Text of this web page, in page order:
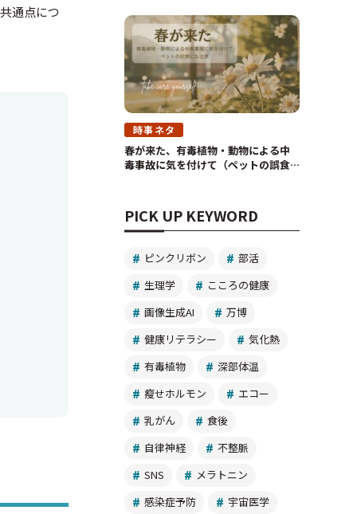
通点につ
時事ネタ
春が来た、有毒植物・動物による中
毒事故に気を付けて（ペットの誤食
PICK UP KEYWORD
ピンクリボン
部活
生理学
こころの健康
画像生成AI
万博
健康リテラシー
気化熱
有毒植物
深部体温
瘦せホルモン
エコー
乳がん
食後
自律神経
不整脈
SNS
メラトニン
感染症予防
宇宙医学